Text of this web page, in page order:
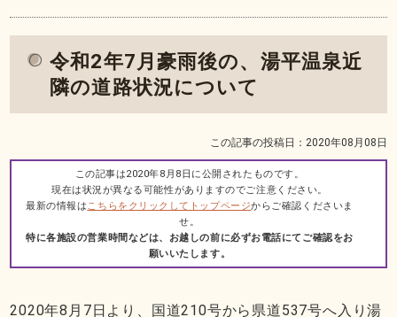
令和2年7月豪雨後の、湯平温泉近
隣の道路状況について
この記事の投稿日：2020年08月08日
この記事は2020年8月8日に公開されたものです。
現在は状況が異なる可能性がありますのでご注意ください。
最新の情報はこちらをクリックしてトップページからご確認くださいま
せ。
特に各施設の営業時間などは、お越しの前に必ずお電話にてご確認をお
願いいたします。
2020年8月7日より、国道210号から県道537号へ入り湯